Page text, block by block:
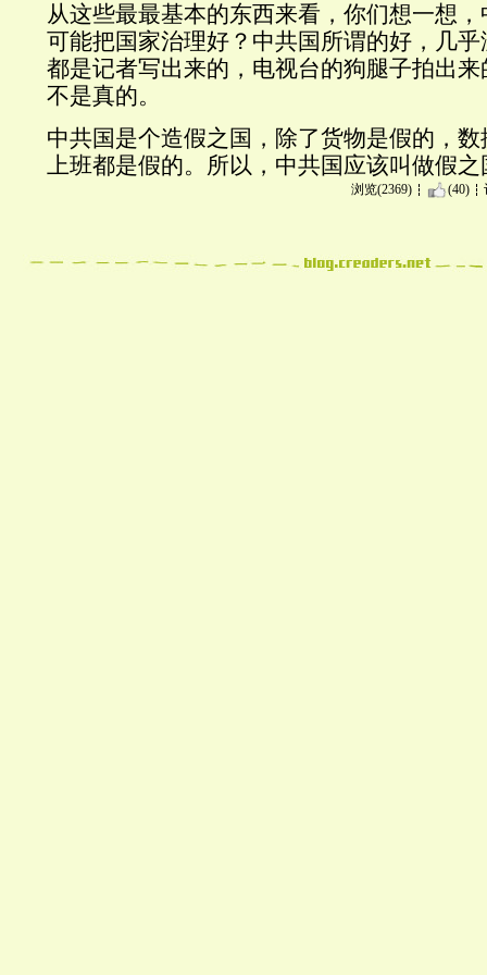
从这些最最基本的东西来看，你们想一想
可能把国家治理好？中共国所谓的好，几
都是记者写出来的，电视台的狗腿子拍出
不是真的。
中共国是个造假之国，除了货物是假的，
上班都是假的。所以，中共国应该叫做假之
浏览(2369) (40)